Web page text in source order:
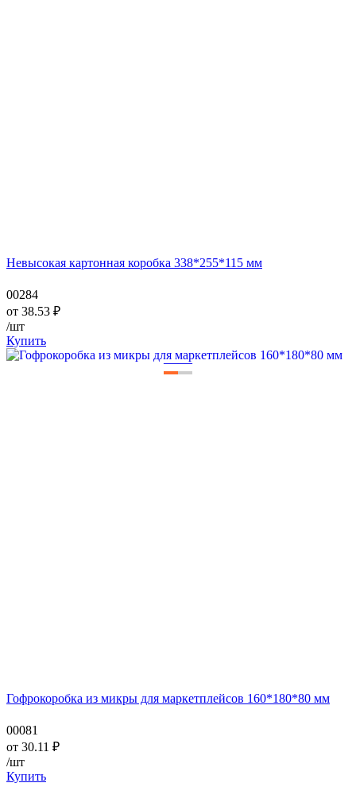
Невысокая картонная коробка 338*255*115 мм
00284
от 38.53 ₽
/шт
Купить
——
Гофрокоробка из микры для маркетплейсов 160*180*80 мм
00081
от 30.11 ₽
/шт
Купить